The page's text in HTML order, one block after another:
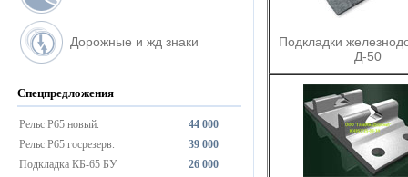
Дорожные и жд знаки
Спецпредложения
Рельс Р65 новый.
44 000
Рельс Р65 госрезерв.
39 000
Подкладка КБ-65 БУ
26 000
Подкладки
Д-50